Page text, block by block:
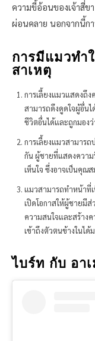
ความขี้อ้อนของเจ้าสี่ข
ผ่อนคลาย นอกจากนี้กา
การมีแมวทำ
สาเหตุ
การเลี้ยงแมวแสดงถึ
สามารถดึงดูดใจผู้อื่น
ชีวิตอื่นได้และถูกมอง
การเลี้ยงแมวสามารถ
กัน ผู้ชายที่แสดงความ
เห็นใจ ซึ่งอาจเป็นคุณ
แมวสามารถทำหน้าที่
เปิดโอกาสให้ผู้ชายมี
ความสนใจและสร้าง
เข้าถึงตัวตนข้างในได้
ไบร์ท กับ อา